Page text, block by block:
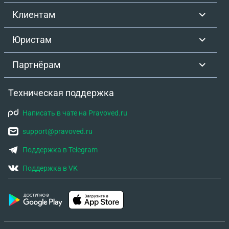
Клиентам
Юристам
Партнёрам
Техническая поддержка
Написать в чате на Pravoved.ru
support@pravoved.ru
Поддержка в Telegram
Поддержка в VK